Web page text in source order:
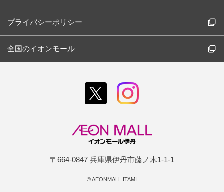
プライバシーポリシー
全国のイオンモール
〒664-0847 兵庫県伊丹市藤ノ木1-1-1
©AEONMALL ITAMI